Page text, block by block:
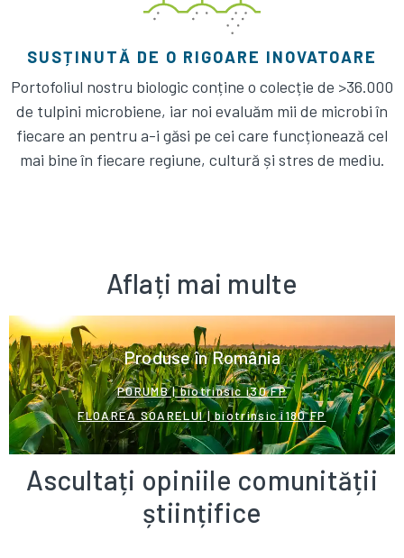
SUSȚINUTĂ DE O RIGOARE INOVATOARE
Portofoliul nostru biologic conține o colecție de >36.000
de tulpini microbiene, iar noi evaluăm mii de microbi în
fiecare an pentru a-i găsi pe cei care funcționează cel
mai bine în fiecare regiune, cultură și stres de mediu.
Aflați mai multe
Produse în România
PORUMB | biotrinsic i30 FP
FLOAREA SOARELUI| biotrinsic i180 FP
Ascultați opiniile comunității
științifice